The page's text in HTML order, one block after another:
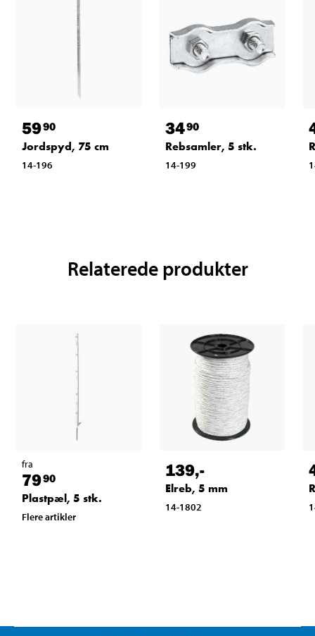
5990
Jordspyd, 75 cm
14-196
3490
Rebsamler, 5 stk.
14-199
Relaterede produkter
fra
7990
Plastpæl, 5 stk.
Flere artikler
139,-
Elreb, 5 mm
14-1802